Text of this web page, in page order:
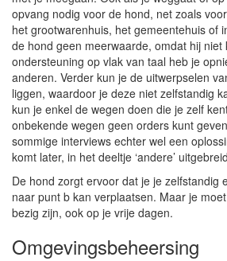
opvang nodig voor de hond, net zoals
het grootwarenhuis, het gemeentehuis of
de hond geen meerwaarde, omdat hij niet
ondersteuning op vlak van taal heb je
anderen. Verder kun je de uitwerpselen
liggen, waardoor je deze niet zelfstandig
kun je enkel de wegen doen die je zelf
onbekende wegen geen orders kunt
sommige interviews echter wel een
komt later, in het deeltje ‘andere’
De hond zorgt ervoor dat je je zelfstandig
naar punt b kan verplaatsen. Maar je
bezig zijn, ook op je vrije dagen.
Omgevingsbeheersing